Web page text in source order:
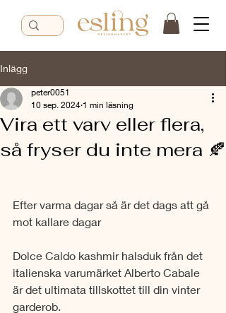
Inlägg
Vira ett varv eller flera,
så fryser du inte mera 🍂
peter0051
10 sep. 2024 1 min läsning
Efter varma dagar så är det dags att gå
mot kallare dagar
Dolce Caldo kashmir halsduk från det
italienska varumärket Alberto Cabale
är det ultimata tillskottet till din vinter
garderob.